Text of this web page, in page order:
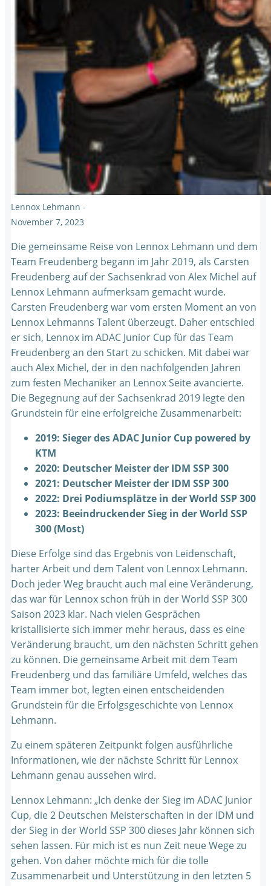
Lennox Lehmann -
November 7, 2023
Die gemeinsame Reise von Lennox Lehmann und dem
Team Freudenberg begann im Jahr 2019, als Carsten
Freudenberg auf der Sachsenkrad von Alex Michel auf
Lennox Lehmann aufmerksam gemacht wurde.
Carsten Freudenberg war vom ersten Moment an von
Lennox Lehmanns Talent überzeugt. Daher entschied
er sich, Lennox im ADAC Junior Cup für das Team
Freudenberg an den Start zu schicken. Mit dabei war
auch Alex Michel, der in den nachfolgenden Jahren
zum festen Mechaniker an Lennox Seite avancierte.
Die Begegnung auf der Sachsenkrad 2019 legte den
Grundstein für eine erfolgreiche Zusammenarbeit:
2019: Sieger des ADAC Junior Cup powered by
KTM
2020: Deutscher Meister der IDM SSP 300
2021: Deutscher Meister der IDM SSP 300
2022: Drei Podiumsplätze in der World SSP 300
2023: Beeindruckender Sieg in der World SSP
300 (Most)
Diese Erfolge sind das Ergebnis von Leidenschaft,
harter Arbeit und dem Talent von Lennox Lehmann.
Doch jeder Weg braucht auch mal eine Veränderung,
das war für Lennox schon früh in der World SSP 300
Saison 2023 klar. Nach vielen Gesprächen
kristallisierte sich immer mehr heraus, dass es eine
Veränderung braucht, um den nächsten Schritt gehen
zu können. Die gemeinsame Arbeit mit dem Team
Freudenberg und das familiäre Umfeld, welches das
Team immer bot, legten einen entscheidenden
Grundstein für die Erfolgsgeschichte von Lennox
Lehmann.
Zu einem späteren Zeitpunkt folgen ausführliche
Informationen, wie der nächste Schritt für Lennox
Lehmann genau aussehen wird.
Lennox Lehmann: „Ich denke der Sieg im ADAC Junior
Cup, die 2 Deutschen Meisterschaften in der IDM und
der Sieg in der World SSP 300 dieses Jahr können sich
sehen lassen. Für mich ist es nun Zeit neue Wege zu
gehen. Von daher möchte mich für die tolle
Zusammenarbeit und Unterstützung in den letzten 5